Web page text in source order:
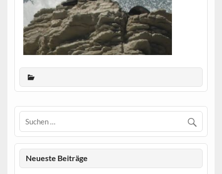
Neueste Beiträge